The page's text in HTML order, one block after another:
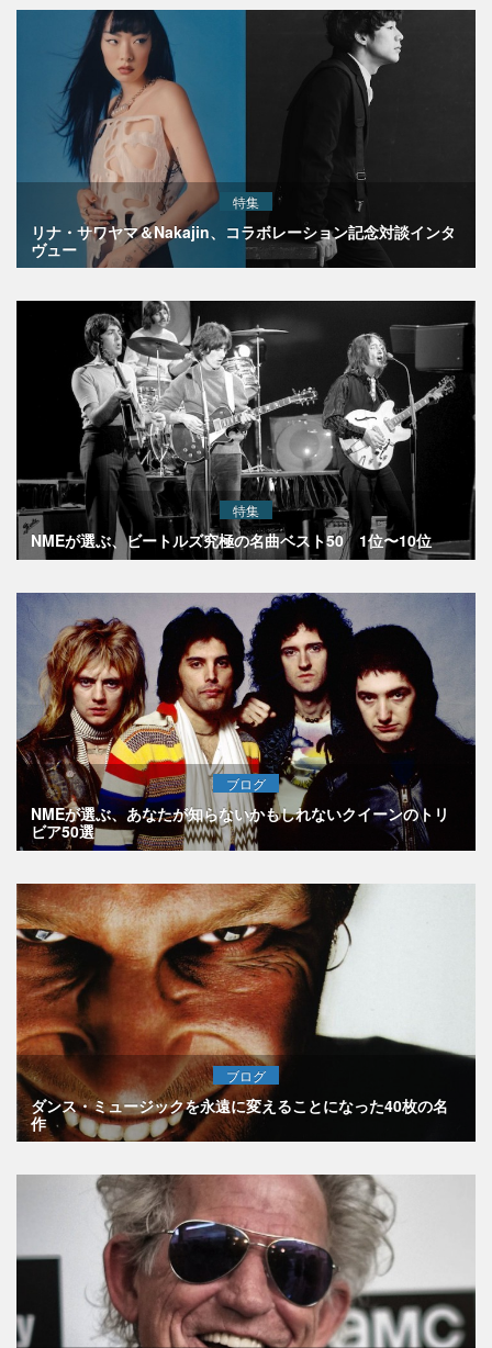
特集
リナ・サワヤマ＆Nakajin、コラボレーション記念対談インタ
ヴュー
特集
NMEが選ぶ、ビートルズ究極の名曲ベスト50 1位〜10位
ブログ
NMEが選ぶ、あなたが知らないかもしれないクイーンのトリ
ビア50選
ブログ
ダンス・ミュージックを永遠に変えることになった40枚の名
作